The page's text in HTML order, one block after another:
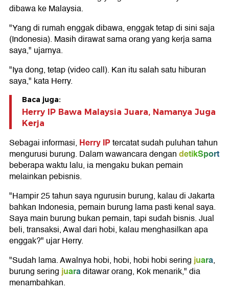
dibawa ke Malaysia.
"Yang di rumah enggak dibawa, enggak tetap di sini saja
(Indonesia). Masih dirawat sama orang yang kerja sama
saya," ujarnya.
"Iya dong, tetap (video call). Kan itu salah satu hiburan
saya," kata Herry.
Baca juga:
Herry IP Bawa Malaysia Juara, Namanya Juga
Kerja
Sebagai informasi, Herry IPtercatat sudah puluhan tahun
mengurusi burung. Dalam wawancara dengandetikSport
beberapa waktu lalu, ia mengaku bukan pemain
melainkan pebisnis.
"Hampir 25 tahun saya ngurusin burung, kalau di Jakarta
bahkan Indonesia, pemain burung lama pasti kenal saya.
Saya main burung bukan pemain, tapi sudah bisnis. Jual
beli, transaksi, Awal dari hobi, kalau menghasilkan apa
enggak?" ujar Herry.
"Sudah lama. Awalnya hobi, hobi, hobi hobi seringjuara,
burung seringjuaraditawar orang, Kok menarik," dia
menambahkan.